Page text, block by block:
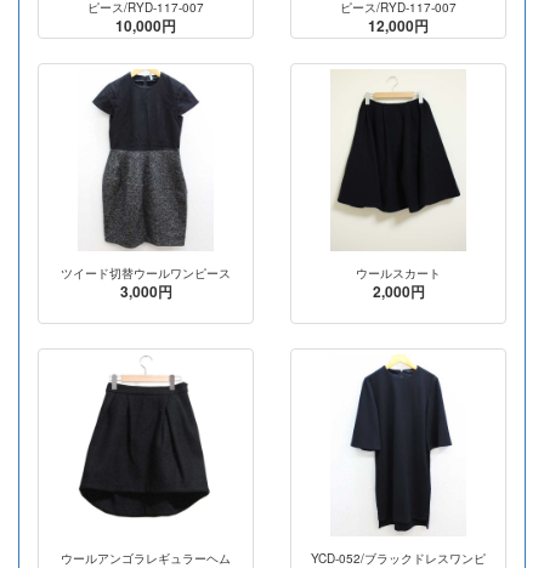
ピース/RYD-117-007
10,000円
ピース/RYD-117-007
12,000円
ツイード切替ウールワンピース
3,000円
ウールスカート
2,000円
ウールアンゴラレギュラーヘム
YCD-052/ブラックドレスワンピ